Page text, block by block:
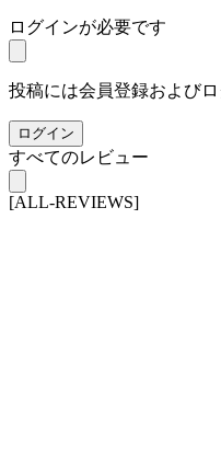
ログインが必要です
投稿には会員登録および
ログイン
すべてのレビュー
[ALL-REVIEWS]